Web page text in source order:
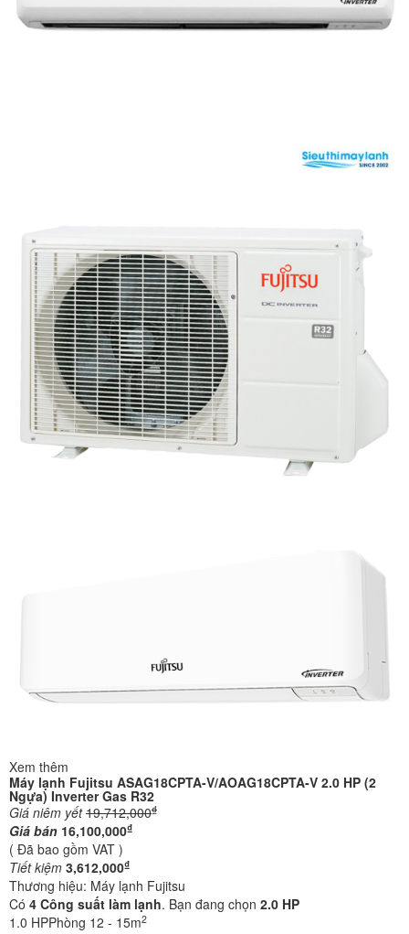
Xem thêm
Máy lạnh Fujitsu ASAG18CPTA-V/AOAG18CPTA-V 2.0 HP (2
Ngựa) Inverter Gas R32
Giá niêm yết 19,712,000₫
Giá bán 16,100,000₫
( Đã bao gồm VAT )
Tiết kiệm 3,612,000₫
Thương hiệu: Máy lạnh Fujitsu
Có 4 Công suất làm lạnh. Bạn đang chọn 2.0 HP
1.0 HPPhòng 12 - 15m2